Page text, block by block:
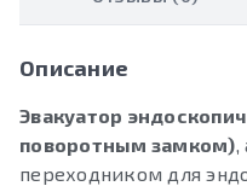
Описание
Эвакуатор
поворотным замком),
переходником для